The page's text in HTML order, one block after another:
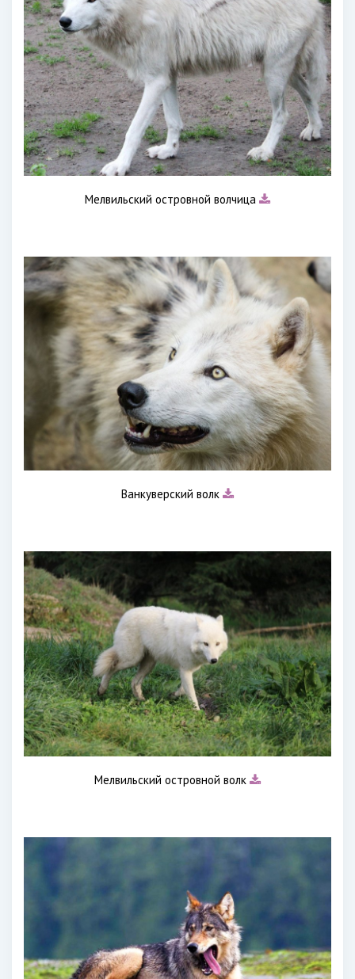
Мелвильский островной волчица
Ванкуверский волк
Мелвильский островной волк